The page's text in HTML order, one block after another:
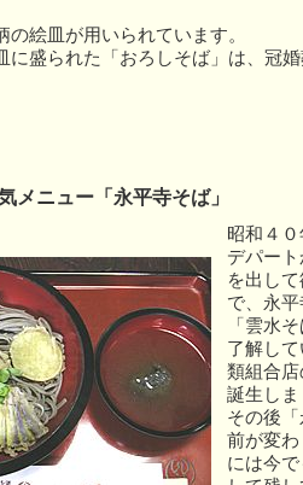
の絵皿が用いられています。
に盛られた「おろしそば」は、冠
メニュー「永平寺そば」
昭和４
デパー
を出し
で、永
「雲水
了解し
類組合
誕生し
その後
前が変
には今